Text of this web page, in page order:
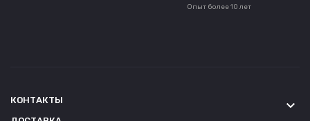
Опыт более 10 лет
КОНТАКТЫ keyboard_arrow_down